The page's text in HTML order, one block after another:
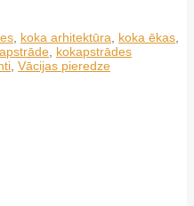
koka arhitektūra koka ēkas
kokapstrādes
Vācijas pieredze